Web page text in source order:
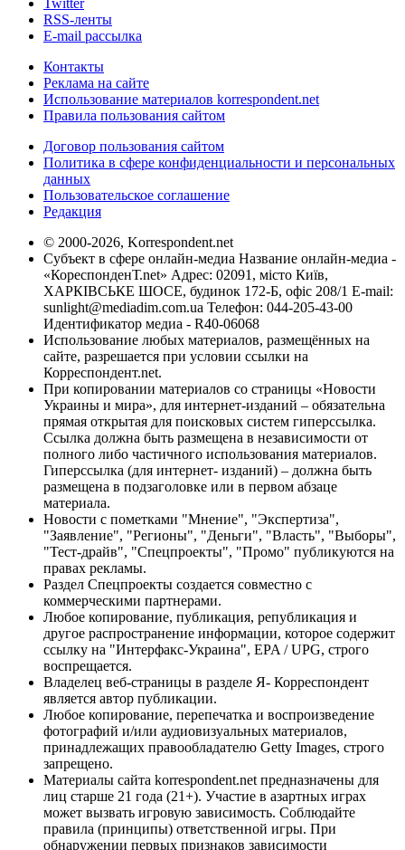
RSS-ленты
E-mail рассылка
Контакты
Реклама на сайте
Использование материалов korrespondent.net
Правила пользования сайтом
Договор пользования сайтом
Политика в сфере конфиденциальности и персональных
данных
Пользовательское соглашение
Редакция
© 2000-2026, Korrespondent.net
Субъект в сфере онлайн-медиа Название онлайн-медиа -
«КореспонденТ.net» Адрес: 02091, місто Київ,
ХАРКІВСЬКЕ ШОСЕ, будинок 172-Б, офіс 208/1 E-mail:
sunlight@mediadim.com.ua Телефон: 044-205-43-00
Идентификатор медиа - R40-06068
Использование любых материалов, размещённых на
сайте, разрешается при условии ссылки на
Корреспондент.net.
При копировании материалов со страницы «Новости
Украины и мира», для интернет-изданий – обязательна
прямая открытая для поисковых систем гиперссылка.
Ссылка должна быть размещена в независимости от
полного либо частичного использования материалов.
Гиперссылка (для интернет- изданий) – должна быть
размещена в подзаголовке или в первом абзаце
материала.
Новости с пометками "Мнение", "Экспертиза",
"Заявление", "Регионы", "Деньги", "Власть", "Выборы",
"Тест-драйв", "Спецпроекты", "Промо" публикуются на
правах рекламы.
Раздел Спецпроекты создается совместно с
коммерческими партнерами.
Любое копирование, публикация, републикация и
другое распространение информации, которое содержит
ссылку на "Интерфакс-Украина", EPA / UPG, строго
воспрещается.
Владелец веб-страницы в разделе Я- Корреспондент
является автор публикации.
Любое копирование, перепечатка и воспроизведение
фотографий и/или аудиовизуальных материалов,
принадлежащих правообладателю Getty Images, строго
запрещено.
Материалы сайта korrespondent.net предназначены для
лиц старше 21 года (21+). Участие в азартных играх
может вызвать игровую зависимость. Соблюдайте
правила (принципы) ответственной игры. При
обнаружении первых признаков зависимости